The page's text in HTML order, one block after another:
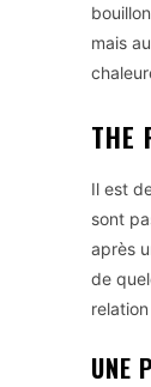
mais
THE
Il est
sont
après
de
UNE